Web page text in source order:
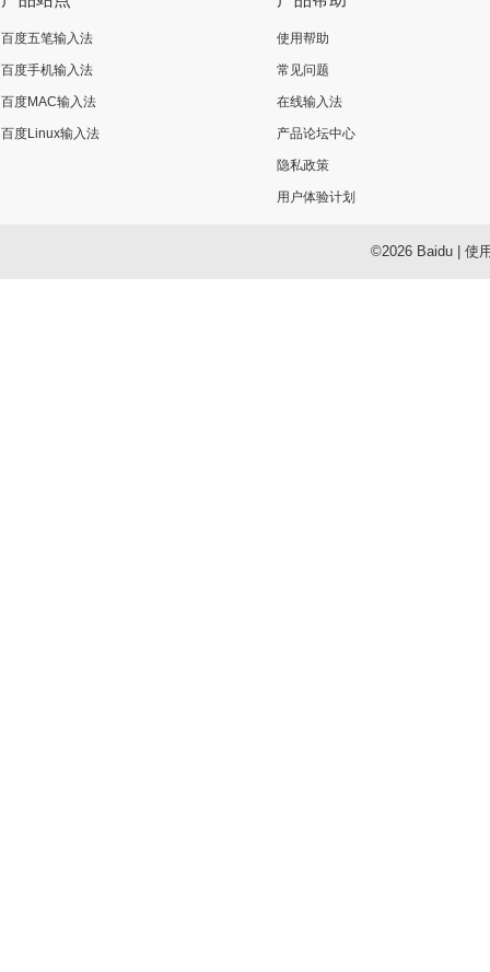
百度五笔输入法
百度手机输入法
百度MAC输入法
百度Linux输入法
使用帮助
常见问题
在线输入法
产品论坛中心
隐私政策
用户体验计划
©2026 Baidu| 使